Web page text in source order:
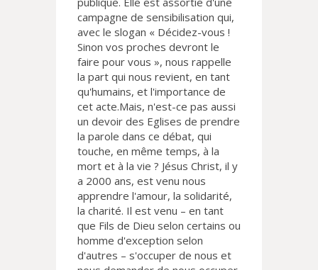
campagne de sensibilisation qui,
avec le slogan « Décidez-vous !
Sinon vos proches devront le
faire pour vous », nous rappelle
la part qui nous revient, en tant
qu'humains, et l'importance de
cet acte.Mais, n'est-ce pas aussi
un devoir des Eglises de prendre
la parole dans ce débat, qui
touche, en même temps, à la
mort et à la vie ? Jésus Christ, il y
a 2000 ans, est venu nous
apprendre l'amour, la solidarité,
la charité. Il est venu – en tant
que Fils de Dieu selon certains ou
homme d'exception selon
d'autres – s'occuper de nous et